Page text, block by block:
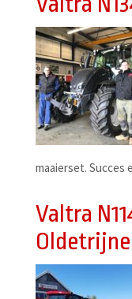
maaierset. Succes
Valtra
Oldetrijne